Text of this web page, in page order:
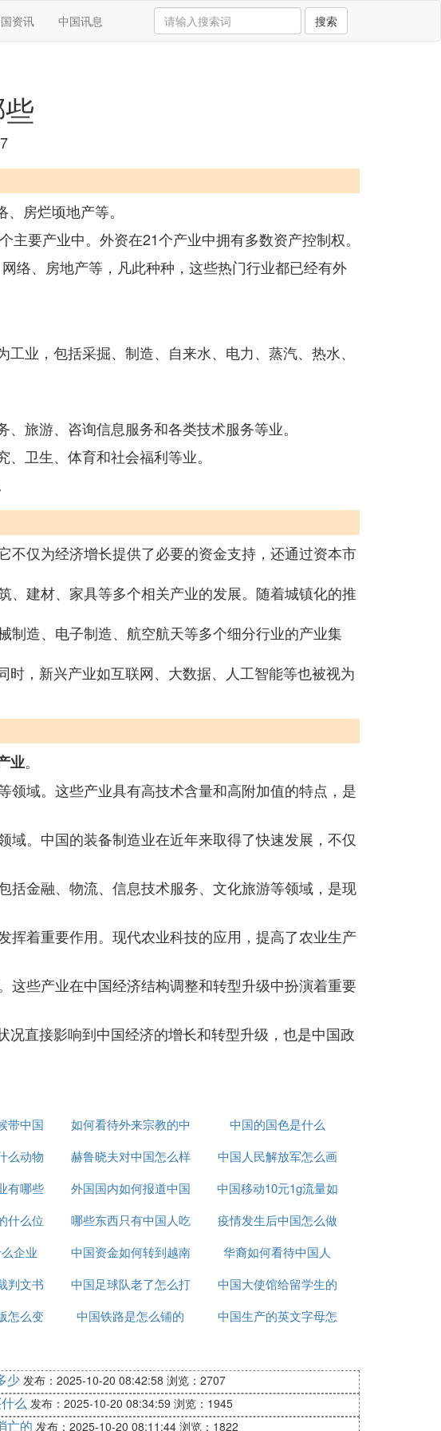
资讯 中国讯息 搜索
房烂顷地产等。
要产业中。外资在21个产业中拥有多数资产控制权。
络、房地产等，凡此种种，这些热门行业都已经有外
业，包括采掘、制造、自来水、电力、蒸汽、热水、
旅游、咨询信息服务和各类技术服务等业。
卫生、体育和社会福利等业。
不仅为经济增长提供了必要的资金支持，还通过资本市
建材、家具等多个相关产业的发展。随着城镇化的推
制造、电子制造、航空航天等多个细分行业的产业集
，新兴产业如互联网、大数据、人工智能等也被视为
业。
领域。这些产业具有高技术含量和高附加值的特点，是
域。中国的装备制造业在近年来取得了快速发展，不仅
括金融、物流、信息技术服务、文化旅游等领域，是现
挥着重要作用。现代农业科技的应用，提高了农业生产
这些产业在中国经济结构调整和转型升级中扮演着重要
直接影响到中国经济的增长和转型升级，也是中国政
带中国
如何看待外来宗教的中
国化
中国的国色是什么
么动物 赫鲁晓夫对中国怎么样
中国人民解放军怎么画
的
有哪些
外国国内如何报道中国
疫情
中国移动10元1g流量如
何取消
什么位
哪些东西只有中国人吃
疫情发生后中国怎么做
的
企业
中国资金如何转到越南
炒股
华裔如何看待中国人
判文书
中国足球队老了怎么打
亚洲杯
中国大使馆给留学生的
健康包有什么
怎么变
中国铁路是怎么铺的
中国生产的英文字母怎
少 发布：2025-10-20 08:42:58 浏览：2707
么 发布：2025-10-20 08:34:59 浏览：1945
亡的 发布：2025-10-20 08:11:44 浏览：1822